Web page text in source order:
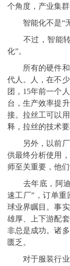
个角度，产业集
智能化不是“
不过，智能转
化”。
所有的硬件和
代人。人，在不
团，15年前一个
台，生产效率提
接。拉丝工可以
释，拉丝的技术
另外，以前厂
供最终分析使用
师至关重要，他
去年底，阿迪
速工厂”，订单重
球业界瞩目。事
雄厚、上下游配
非总是成功。诸
匮乏。
对于服装行业